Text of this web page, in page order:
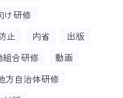
け研修
止 内省
出版
組合研修
動画
方自治体研修